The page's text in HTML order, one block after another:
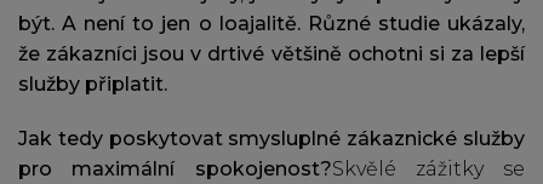
být. A není to jen o loajalitě. Různé studie ukázaly,
že zákazníci jsou v drtivé většině ochotni si za lepší
služby připlatit.
Jak tedy poskytovat smysluplné zákaznické služby
pro maximální spokojenost?Skvělé zážitky se